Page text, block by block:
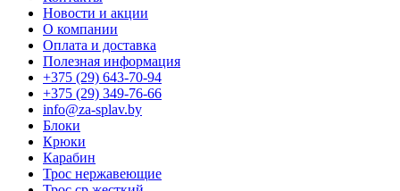
Новости и акции
О компании
Оплата и доставка
Полезная информация
+375 (29) 643-70-94
+375 (29) 349-76-66
info@za-splav.by
Блоки
Крюки
Карабин
Трос нержавеющие